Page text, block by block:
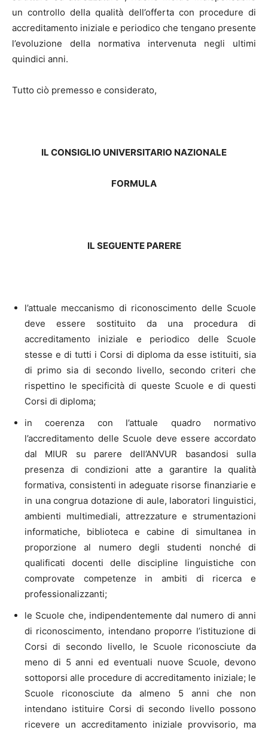
un controllo della qualità dell’offerta con procedure di
accreditamento iniziale e periodico che tengano presente
l’evoluzione della normativa intervenuta negli ultimi
quindici anni.
Tutto ciò premesso e considerato,
IL CONSIGLIO UNIVERSITARIO NAZIONALE
FORMULA
IL SEGUENTE PARERE
l’attuale meccanismo di riconoscimento delle Scuole
deve essere sostituito da una procedura di
accreditamento iniziale e periodico delle Scuole
stesse e di tutti i Corsi di diploma da esse istituiti, sia
di primo sia di secondo livello, secondo criteri che
rispettino le specificità di queste Scuole e di questi
Corsi di diploma;
in coerenza con l’attuale quadro normativo
l’accreditamento delle Scuole deve essere accordato
dal MIUR su parere dell’ANVUR basandosi sulla
presenza di condizioni atte a garantire la qualità
formativa, consistenti in adeguate risorse finanziarie e
in una congrua dotazione di aule, laboratori linguistici,
ambienti multimediali, attrezzature e strumentazioni
informatiche, biblioteca e cabine di simultanea in
proporzione al numero degli studenti nonché di
qualificati docenti delle discipline linguistiche con
comprovate competenze in ambiti di ricerca e
professionalizzanti;
le Scuole che, indipendentemente dal numero di anni
di riconoscimento, intendano proporre l’istituzione di
Corsi di secondo livello, le Scuole riconosciute da
meno di 5 anni ed eventuali nuove Scuole, devono
sottoporsi alle procedure di accreditamento iniziale; le
Scuole riconosciute da almeno 5 anni che non
intendano istituire Corsi di secondo livello possono
ricevere un accreditamento iniziale provvisorio, ma